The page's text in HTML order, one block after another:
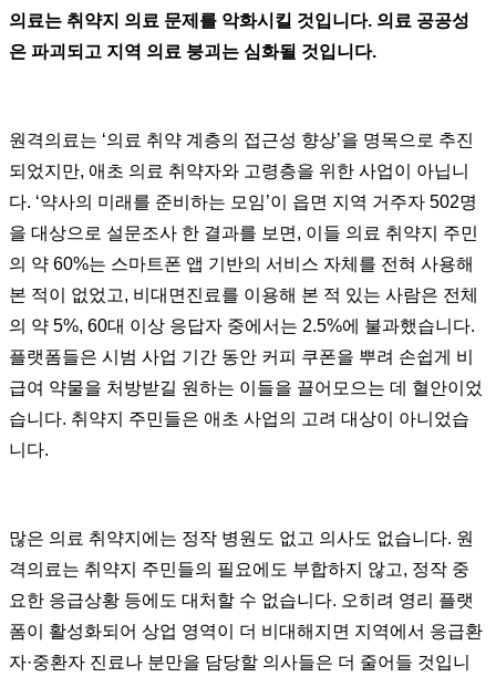
의료는 취약지 의료 문제를 악화시킬 것입니다. 의료 공공성
은 파괴되고 지역 의료 붕괴는 심화될 것입니다.
원격의료는 ‘의료 취약 계층의 접근성 향상’을 명목으로 추진
되었지만, 애초 의료 취약자와 고령층을 위한 사업이 아닙니
다. ‘약사의 미래를 준비하는 모임’이 읍면 지역 거주자 502명
을 대상으로 설문조사 한 결과를 보면, 이들 의료 취약지 주민
의 약 60%는 스마트폰 앱 기반의 서비스 자체를 전혀 사용해
본 적이 없었고, 비대면진료를 이용해 본 적 있는 사람은 전체
의 약 5%, 60대 이상 응답자 중에서는 2.5%에 불과했습니다.
플랫폼들은 시범 사업 기간 동안 커피 쿠폰을 뿌려 손쉽게 비
급여 약물을 처방받길 원하는 이들을 끌어모으는 데 혈안이었
습니다. 취약지 주민들은 애초 사업의 고려 대상이 아니었습
니다.
많은 의료 취약지에는 정작 병원도 없고 의사도 없습니다. 원
격의료는 취약지 주민들의 필요에도 부합하지 않고, 정작 중
요한 응급상황 등에도 대처할 수 없습니다. 오히려 영리 플랫
폼이 활성화되어 상업 영역이 더 비대해지면 지역에서 응급환
자·중환자 진료나 분만을 담당할 의사들은 더 줄어들 것입니